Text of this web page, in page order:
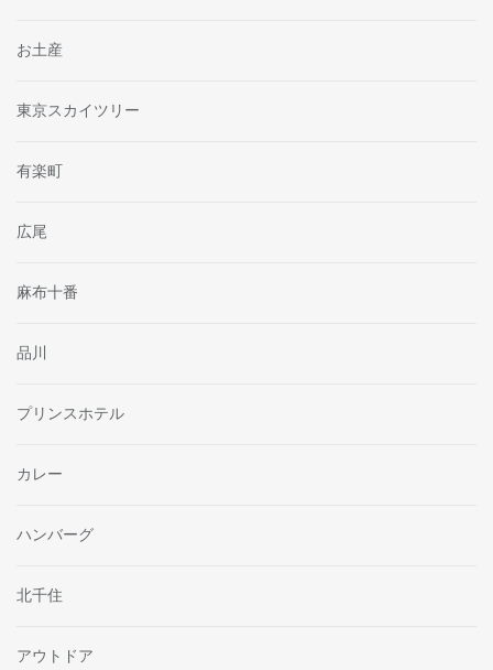
お土産
東京スカイツリー
有楽町
広尾
麻布十番
品川
プリンスホテル
カレー
ハンバーグ
北千住
アウトドア